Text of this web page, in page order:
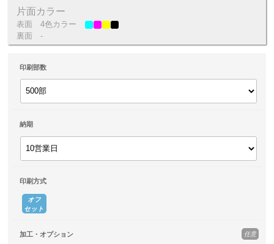
片面カラー
表面
4色カラー
裏面
-
印刷部数
納期
印刷方式
オフ
セット
加工・オプション 任意